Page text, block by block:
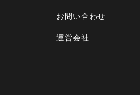
お問い合わせ
運営会社